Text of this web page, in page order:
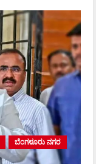
ಬೆಂಗಳೂರು ನಗರ